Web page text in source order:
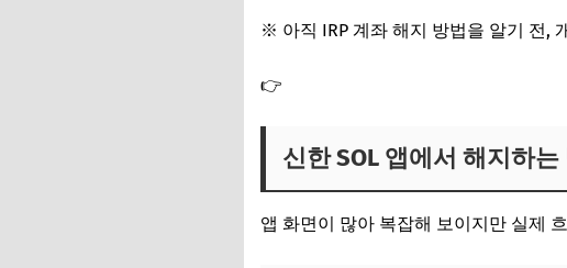
※ 아직 IRP 계좌 해지 방법을 알기 전,
👉
신한 SOL 앱에서 해지하
앱 화면이 많아 복잡해 보이지만 실제